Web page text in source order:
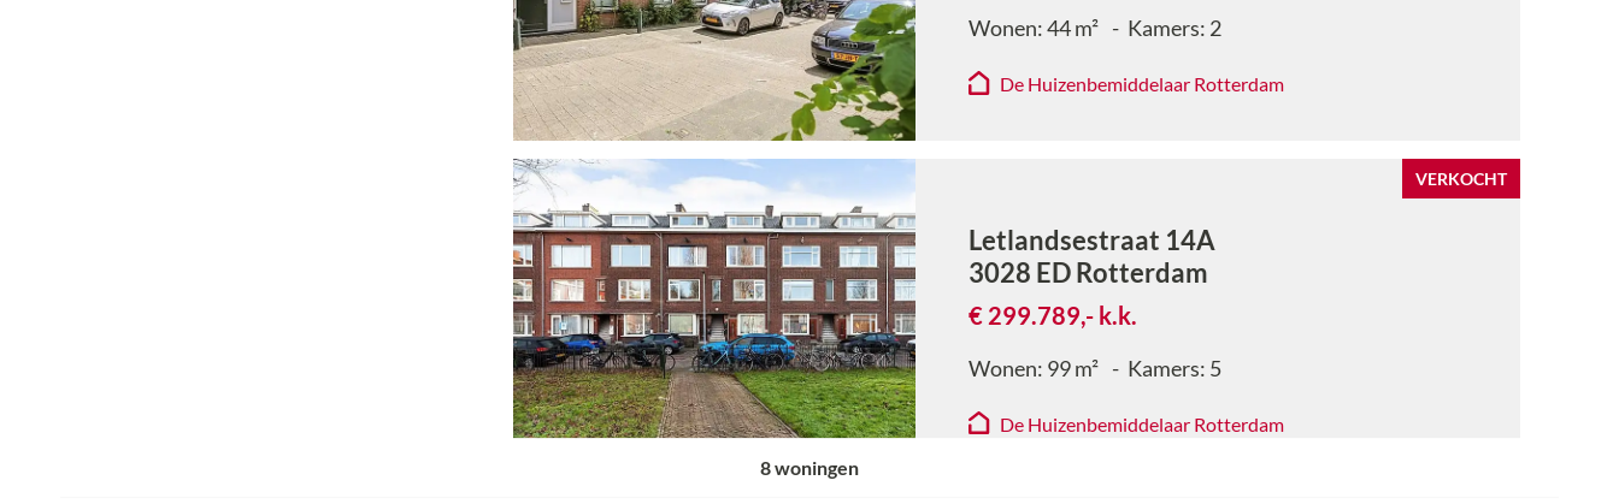
8woningen
Wonen:44m² Kamers: 2
De Huizenbemiddelaar Rotterdam
Letlandsestraat 14A
3028 EDRotterdam
€ 299.789,- k.k.
Wonen: 99m² Kamers: 5
De Huizenbemiddelaar Rotterdam
VERKOCHT